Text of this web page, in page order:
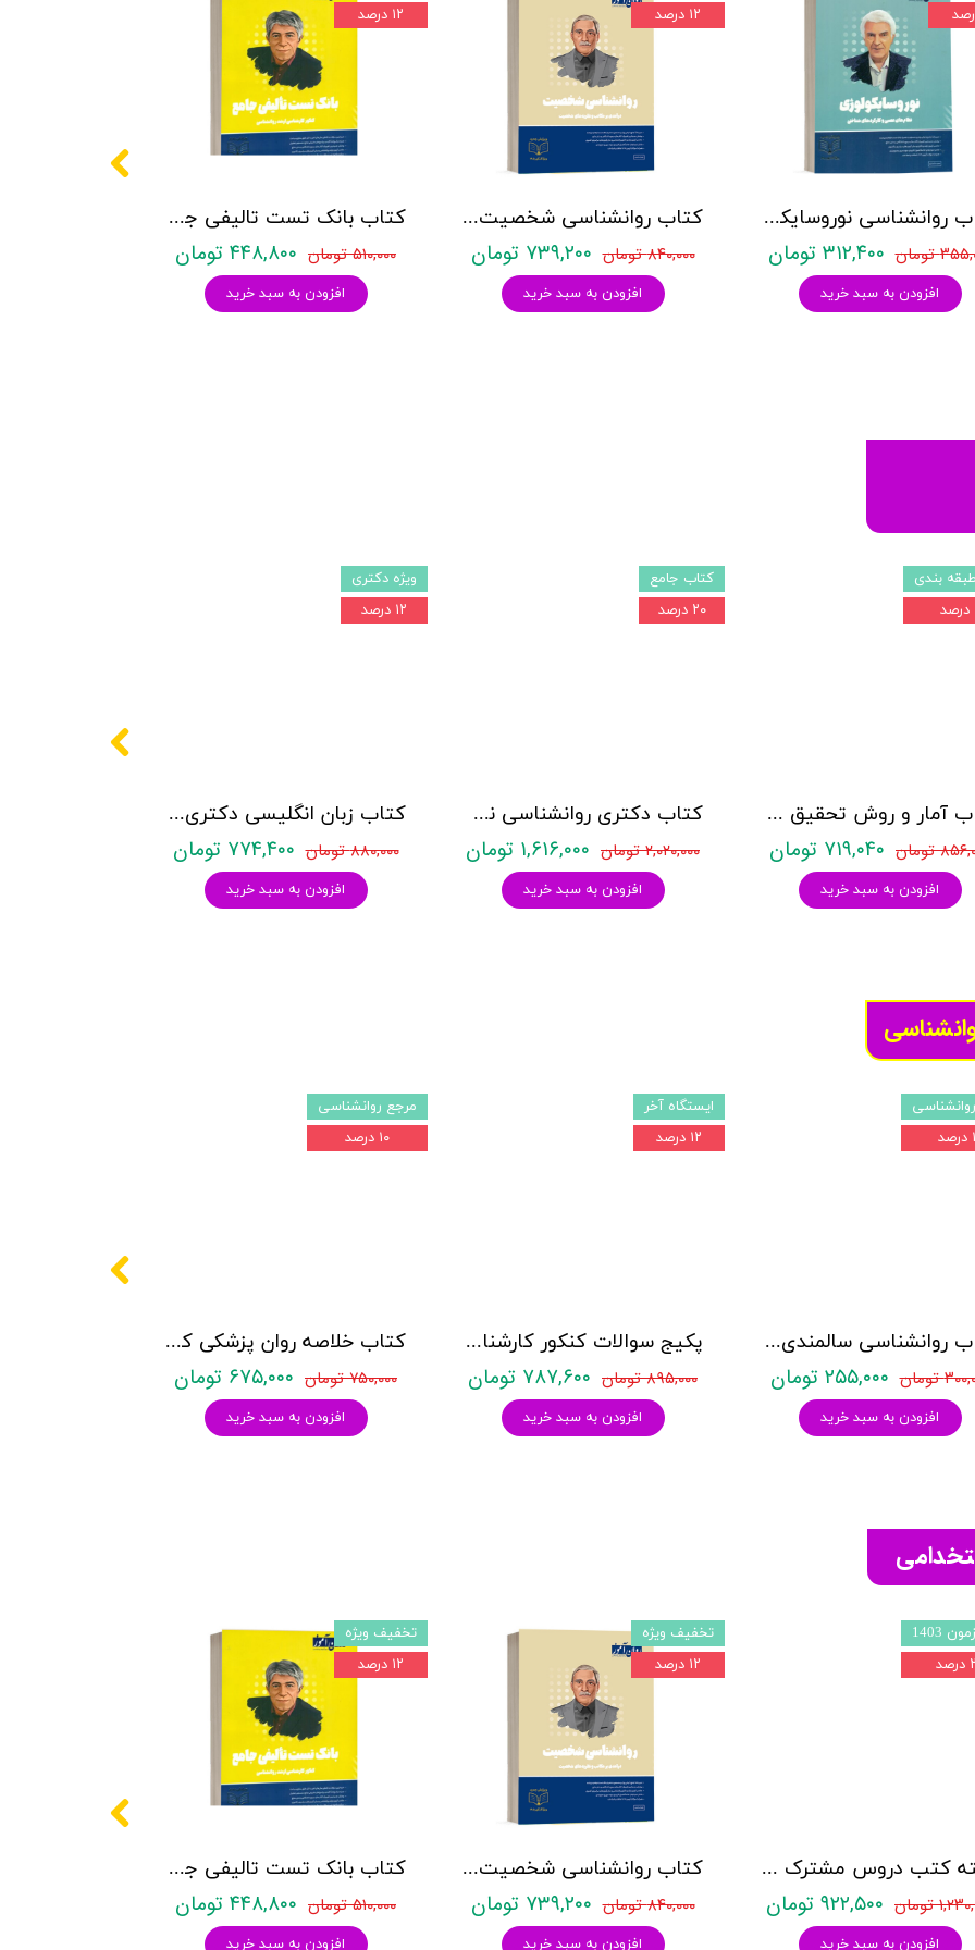
کتاب بانک تست تالیفی جامع روان آموز
۵۱۰,۰۰۰ تومان ۴۴۸,۸۰۰ تومان
افزودن به سبد خرید
۱۲ درصد
کتاب روانشناسی شخصیت نشر روان آموز زهرا ساعدی
۸۴۰,۰۰۰ تومان ۷۳۹,۲۰۰ تومان
افزودن به سبد خرید
۱۲ درصد
کتاب روانشناسی نوروسایکولوژی نشر روان آموز حمیده نامداری
تومان ۳۱۲,۴۰۰ تومان
افزودن به سبد خرید
کتاب زبان انگلیسی دکتری زیر ذره بین هادی جهانشاهی
۸۸۰,۰۰۰ تومان ۷۷۴,۴۰۰ تومان
افزودن به سبد خرید
ویژه دکتری
۱۲ درصد
کتاب دکتری روانشناسی نشر آراه - دو جلدی
۲,۰۲۰,۰۰۰ تومان ۱,۶۱۶,۰۰۰ تومان
افزودن به سبد خرید
کتاب جامع
۲۰ درصد
کتاب آمار و روش تحقیق مدرسان شریف
تومان ۷۱۹,۰۴۰ تومان
افزودن به سبد خرید
بندی
کتاب خلاصه روان پزشکی کاپلان و سادوک ویراست دوازدهم 2022 - جلد4- بنجامین جیمز سادوک ، ویرجینیا آلکوت سادوک ، پدرو روئیز - نشر ارجمند
۷۵۰,۰۰۰ تومان ۶۷۵,۰۰۰ تومان
افزودن به سبد خرید
مرجع روانشناسی
۱۰ درصد
پکیج سوالات کنکور کارشناسی ارشد روانشناسی (بالینی، عمومی و تربیتی) با پاسخنامه تشریحی روان آموز
۸۹۵,۰۰۰ تومان ۷۸۷,۶۰۰ تومان
افزودن به سبد خرید
ایستگاه آخر
۱۲ درصد
کتاب روانشناسی سالمندی - (2 كتاب در 1 جلد) - حمزه گنجی - نشر ساوالان
تومان ۲۵۵,۰۰۰ تومان
افزودن به سبد خرید
کتاب بانک تست تالیفی جامع روان آموز
۵۱۰,۰۰۰ تومان ۴۴۸,۸۰۰ تومان
افزودن به سبد خرید
تخفیف ویژه
۱۲ درصد
کتاب روانشناسی شخصیت نشر روان آموز زهرا ساعدی
۸۴۰,۰۰۰ تومان ۷۳۹,۲۰۰ تومان
افزودن به سبد خرید
تخفیف ویژه
۱۲ درصد
بسته کتب دروس مشترک عمومی اختصاصی آزمون استخدامی آموزش و پرورش نشر چهارخونه
تومان ۹۲۲,۵۰۰ تومان
افزودن به سبد خرید
1403